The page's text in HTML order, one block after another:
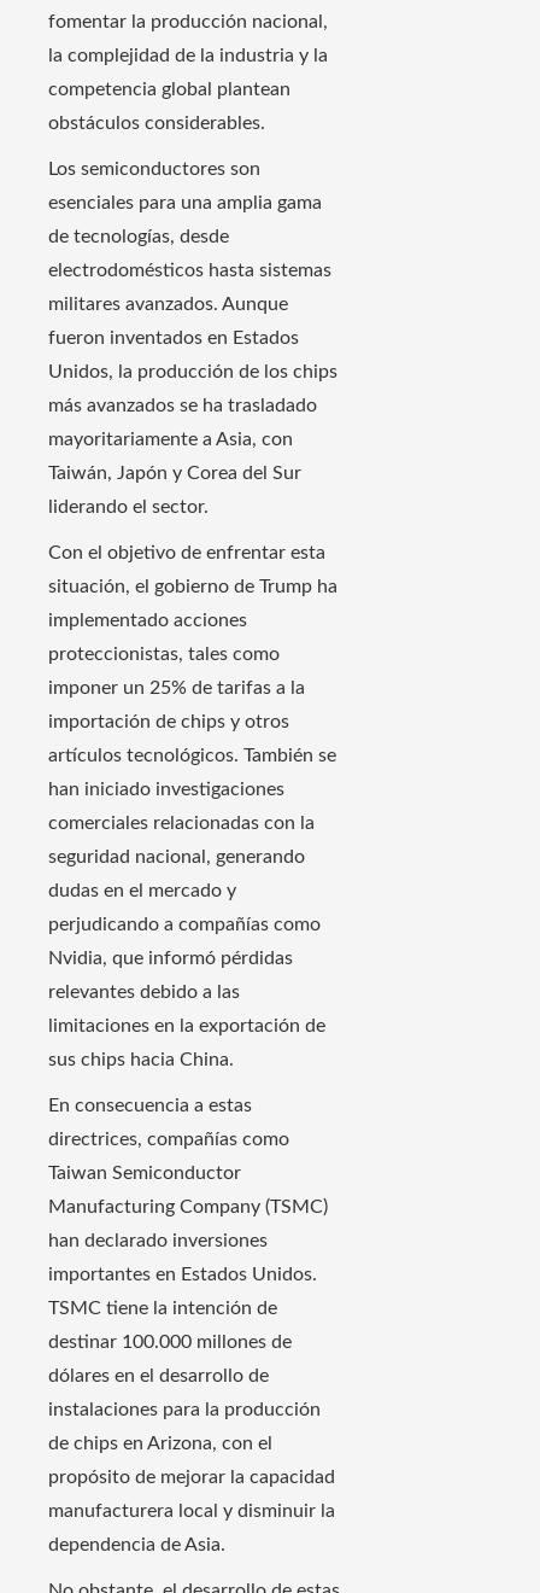
fomentar la producción nacional,
la complejidad de la industria y la
competencia global plantean
obstáculos considerables.​
Los semiconductores son
esenciales para una amplia gama
de tecnologías, desde
electrodomésticos hasta sistemas
militares avanzados. Aunque
fueron inventados en Estados
Unidos, la producción de los chips
más avanzados se ha trasladado
mayoritariamente a Asia, con
Taiwán, Japón y Corea del Sur
liderando el sector.​
Con el objetivo de enfrentar esta
situación, el gobierno de Trump ha
implementado acciones
proteccionistas, tales como
imponer un 25% de tarifas a la
importación de chips y otros
artículos tecnológicos. También se
han iniciado investigaciones
comerciales relacionadas con la
seguridad nacional, generando
dudas en el mercado y
perjudicando a compañías como
Nvidia, que informó pérdidas
relevantes debido a las
limitaciones en la exportación de
sus chips hacia China.
En consecuencia a estas
directrices, compañías como
Taiwan Semiconductor
Manufacturing Company (TSMC)
han declarado inversiones
importantes en Estados Unidos.
TSMC tiene la intención de
destinar 100.000 millones de
dólares en el desarrollo de
instalaciones para la producción
de chips en Arizona, con el
propósito de mejorar la capacidad
manufacturera local y disminuir la
dependencia de Asia.